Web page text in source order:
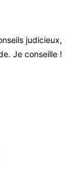
Super travail !